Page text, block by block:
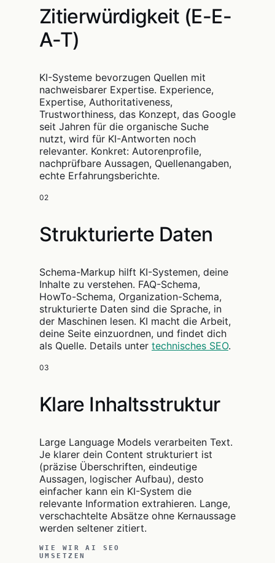
Zitierwürdigkeit (E-E-
A-T)
KI-Systeme bevorzugen Quellen mit
nachweisbarer Expertise. Experience,
Expertise, Authoritativeness,
Trustworthiness, das Konzept, das Google
seit Jahren für die organische Suche
nutzt, wird für KI-Antworten noch
relevanter. Konkret: Autorenprofile,
nachprüfbare Aussagen, Quellenangaben,
echte Erfahrungsberichte.
02
Strukturierte Daten
Schema-Markup hilft KI-Systemen, deine
Inhalte zu verstehen. FAQ-Schema,
HowTo-Schema, Organization-Schema,
strukturierte Daten sind die Sprache, in
der Maschinen lesen. KI macht die Arbeit,
deine Seite einzuordnen, und findet dich
als Quelle. Details unter technisches SEO.
03
Klare Inhaltsstruktur
Large Language Models verarbeiten Text.
Je klarer dein Content strukturiert ist
(präzise Überschriften, eindeutige
Aussagen, logischer Aufbau), desto
einfacher kann ein KI-System die
relevante Information extrahieren. Lange,
verschachtelte Absätze ohne Kernaussage
werden seltener zitiert.
WIE WIR AI SEO
UMSETZEN